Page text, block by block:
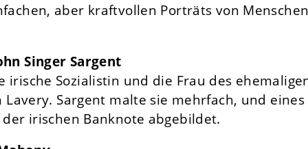
aber kraftvollen Porträts von
Singer Sargent
Sozialistin und die Frau des
Sargent malte sie mehrfach, und eines
irischen Banknote abgebildet.